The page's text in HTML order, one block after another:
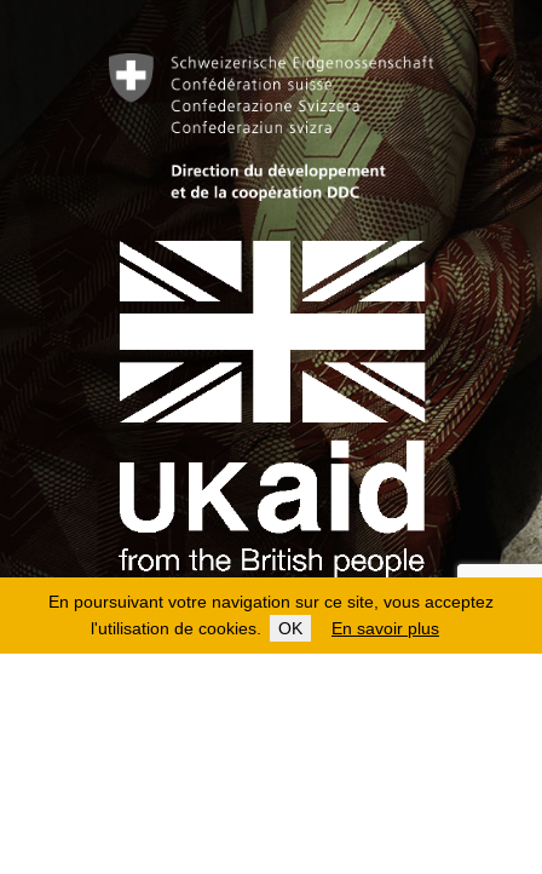
En poursuivant votre navigation sur ce site, vous acceptez
l'utilisation de cookies.
OK En savoir plus